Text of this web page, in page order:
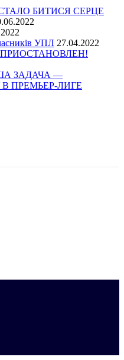
БИТИСЯ СЕРЦЕ
УПЛ 27.04.2022
ЗАДАЧА —
ПРЕМЬЕР-ЛИГЕ